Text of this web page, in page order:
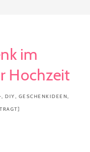
im
Hochzeit
, DIY, GESCHENKIDEEN,